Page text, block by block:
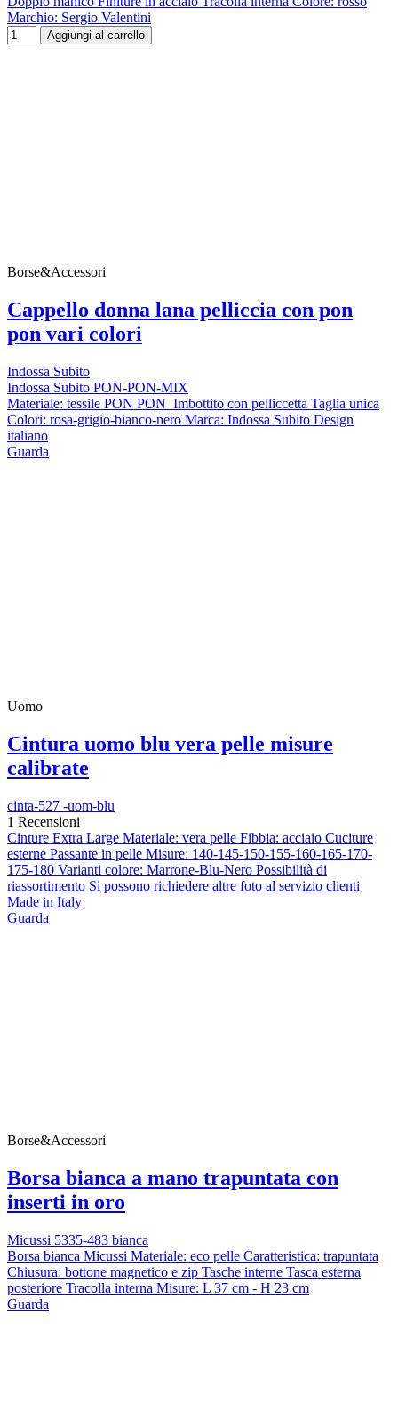
Marchio: Sergio Valentini
Aggiungi al carrello
Borse&Accessori
Cappello donna lana pelliccia con pon
pon vari colori
Indossa Subito
Indossa Subito PON-PON-MIX
Materiale: tessile PON PON Imbottito con pelliccetta Taglia unica
Colori: rosa-grigio-bianco-nero Marca: Indossa Subito Design
italiano
Guarda
Uomo
Cintura uomo blu vera pelle misure
calibrate
cinta-527 -uom-blu
1 Recensioni
Cinture Extra Large Materiale: vera pelle Fibbia: acciaio Cuciture
esterne Passante in pelle Misure: 140-145-150-155-160-165-170-
175-180 Varianti colore: Marrone-Blu-Nero Possibilità di
riassortimento Si possono richiedere altre foto al servizio clienti
Made in Italy
Guarda
Borse&Accessori
Borsa bianca a mano trapuntata con
inserti in oro
Micussi 5335-483 bianca
Borsa bianca Micussi Materiale: eco pelle Caratteristica: trapuntata
Chiusura: bottone magnetico e zip Tasche interne Tasca esterna
posteriore Tracolla interna Misure: L 37 cm - H 23 cm
Guarda